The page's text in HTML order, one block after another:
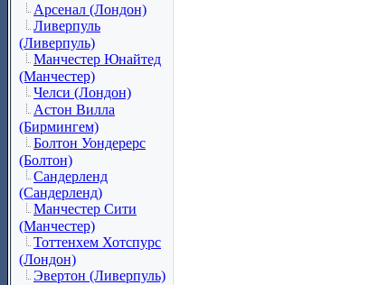
Арсенал (Лондон)
Ливерпуль
(Ливерпуль)
Манчестер Юнайтед
(Манчестер)
Челси (Лондон)
Астон Вилла
(Бирмингем)
Болтон Уондерерс
(Болтон)
Сандерленд
(Сандерленд)
Манчестер Сити
(Манчестер)
Тоттенхем Хотспурс
(Лондон)
Эвертон (Ливерпуль)